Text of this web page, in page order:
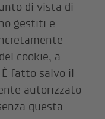
di vista di
gestiti e
cookie, a
fatto salvo il
autorizzato
questa